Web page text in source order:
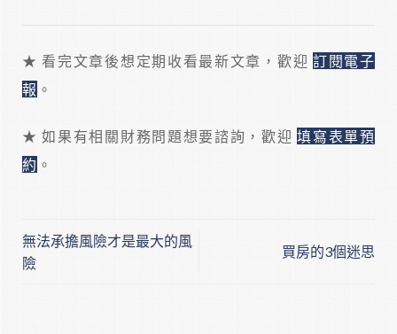
★ 看完文章後想定期收看最新文章，歡迎 訂閱電子
報 。
★ 如果有相關財務問題想要諮詢，歡迎填寫表單預
約 。
無法承擔風險才是最大的風
險
買房的3個迷思